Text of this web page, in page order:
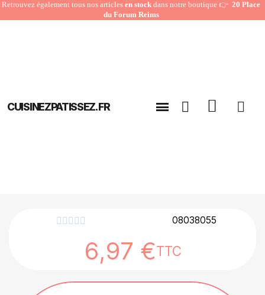
Retrouvez également tous nos articles en stock dans notre boutique 👉20 Place
du Forum Reims
CUISINEZPATISSEZ.FR
     08038055
6,97 €TTC